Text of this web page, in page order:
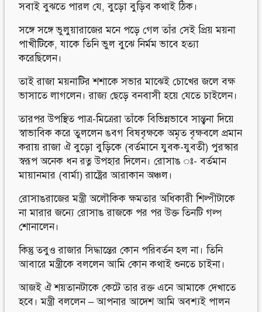
সবাই বুঝতে পারল যে, বুড়ো বুড়িব কথাই ঠিক।
সঙ্গে সঙ্গে ভুলুয়ারাজের মনে পড়ে গেল তাঁর সেই প্রিয় ময়না
পাখীটিকে, যাকে তিনি ভুল বুঝে নির্মম ভাবে হত্যা
করেছিলেন।
তাই রাজা ময়নাটির শশাকে সভার মাঝেই চোখের জলে বক্ষ
ভাসাতে লাগলেন। রাজ্য ছেড়ে বনবাসী হয়ে যেতে চাইলেন।
তারপর উপস্থিত পাত্র-মিত্রেরা তাঁকে বিভিন্নভাবে সান্ত্বনা দিয়ে
স্বাভাবিক করে তুললেন ঙবগ বিষবৃক্ষকে অমৃত বৃক্ষবলে প্রমান
করায় রাজা ঐ বুড়ো বুড়িকে (বর্তমানে যুবক-যুবতী) পুরস্কার
স্বরূপ অনেক ধন রত্ন উপহার দিলেন। রোসাঙ ঃ- বর্তমান
মায়ানমার (বার্মা) রাষ্ট্রের আরাকান অঞ্চল।
রোসাঙরাজের মন্ত্রী অলৌকিক ক্ষমতার অধিকারী শিল্পীটাকে
না মারার জন্যে রোসাঙ রাজকে পর পর উক্ত তিনটি গল্প
শোনালেন।
কিন্তু তবুও রাজার সিদ্ধান্তের কোন পরিবর্তন হল না। তিনি
আবারে মন্ত্রীকে বললেন আমি কোন কথাই শুনতে চাইনা।
আজই ঐ শয়তানটাকে কেটে তার রক্ত এনে আমাকে দেখাতে
হবে। মন্ত্রী বললেন – আপনার আদেশ আমি অবশ্যই পালন